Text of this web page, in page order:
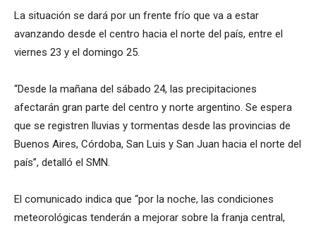
La situación se dará por un frente frío que va a estar
avanzando desde el centro hacia el norte del país, entre el
viernes 23 y el domingo 25.
“Desde la mañana del sábado 24, las precipitaciones
afectarán gran parte del centro y norte argentino. Se espera
que se registren lluvias y tormentas desde las provincias de
Buenos Aires, Córdoba, San Luis y San Juan hacia el norte del
país”, detalló el SMN.
El comunicado indica que “por la noche, las condiciones
meteorológicas tenderán a mejorar sobre la franja central,